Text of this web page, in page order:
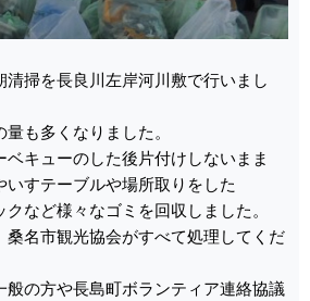
掃を長良川左岸河川敷で行いまし
も多くなりました。
ベキューのした後片付けしないまま
いすテーブルや場所取りをした
など様々なゴミを回収しました。
桑名市観光協会がすべて処理してくだ
般の方や長島町ボランティア連絡協議